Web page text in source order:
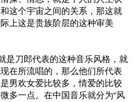
这个宇宙之间的关系，那这就
上这是贵族阶层的这种审美
是刀郎代表的这种音乐风格，就
在所流唱的，那么他们所代表
男欢女爱比较多，情爱的比较
多一点。在中国音乐就分为“风